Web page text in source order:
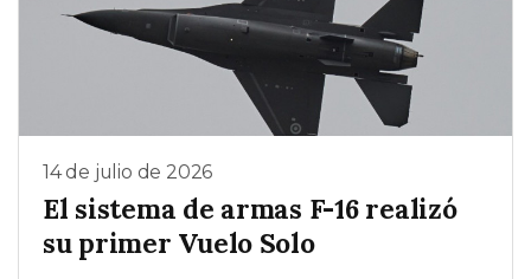
14 de julio de 2026
El sistema de armas F-16 realizó
su primer Vuelo Solo